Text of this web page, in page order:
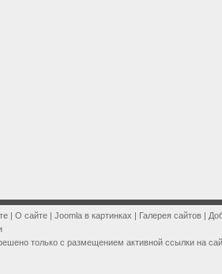
| О сайте | Joomla в картинках | Галерея сайтов |
только с размещением активной ссылки на